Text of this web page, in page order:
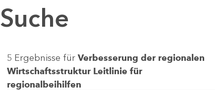
Suche
5 Ergebnisse für Verbesserung der regionalen
Wirtschaftsstruktur Leitlinie für
regionalbeihilfen